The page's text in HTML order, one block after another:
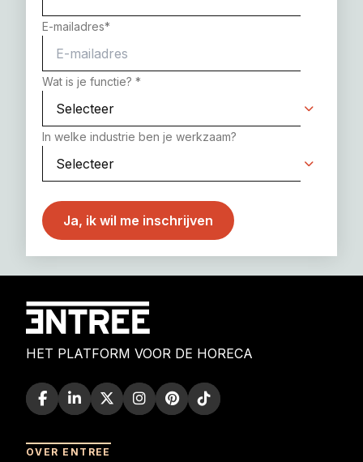
E-mailadres*
Wat is je functie? *
In welke industrie ben je werkzaam?
HET PLATFORM VOOR DE HORECA
OVER ENTREE